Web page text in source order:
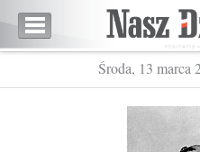
Środa, 13 marca